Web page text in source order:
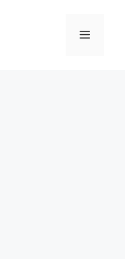
메